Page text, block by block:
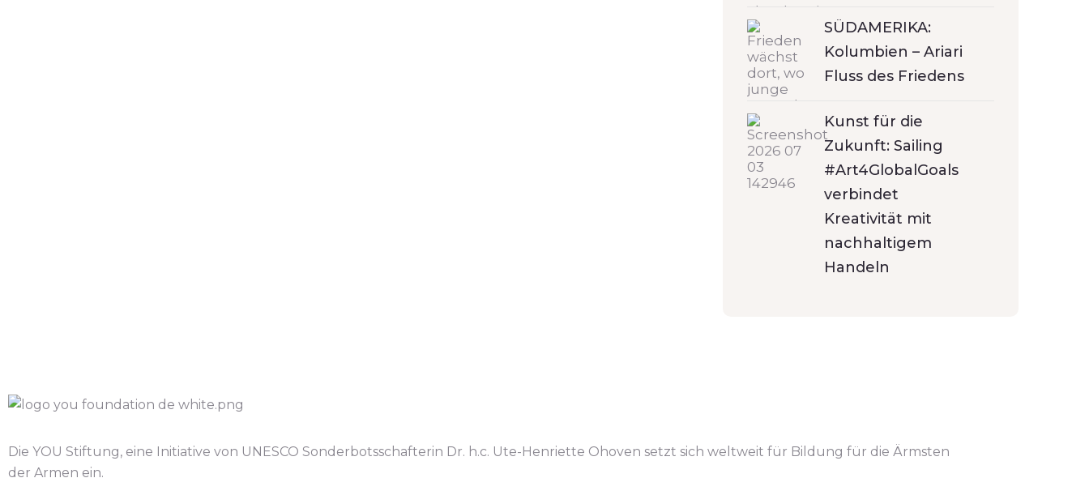
SÜDAMERIKA:
Kolumbien – Ariari
Fluss des Friedens
Kunst für die
Zukunft: Sailing
#Art4GlobalGoals
verbindet
Kreativität mit
nachhaltigem
Handeln
Die YOU Stiftung, eine Initiative von UNESCO Sonderbotsschafterin Dr. h.c. Ute-Henriette Ohoven setzt sich weltweit für Bildung für die Ärmsten
der Armen ein.